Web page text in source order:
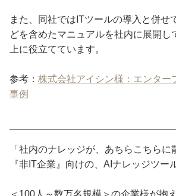
また、同社ではITツールの導入と併せ
どを含めたマニュアルを社内に展開し
上に役立てています。
参考： 株式会社アイシン様：エンター
事例
「社内のナレッジが、あちらこちらに
『非IT企業』向けの、AIナレッジツー